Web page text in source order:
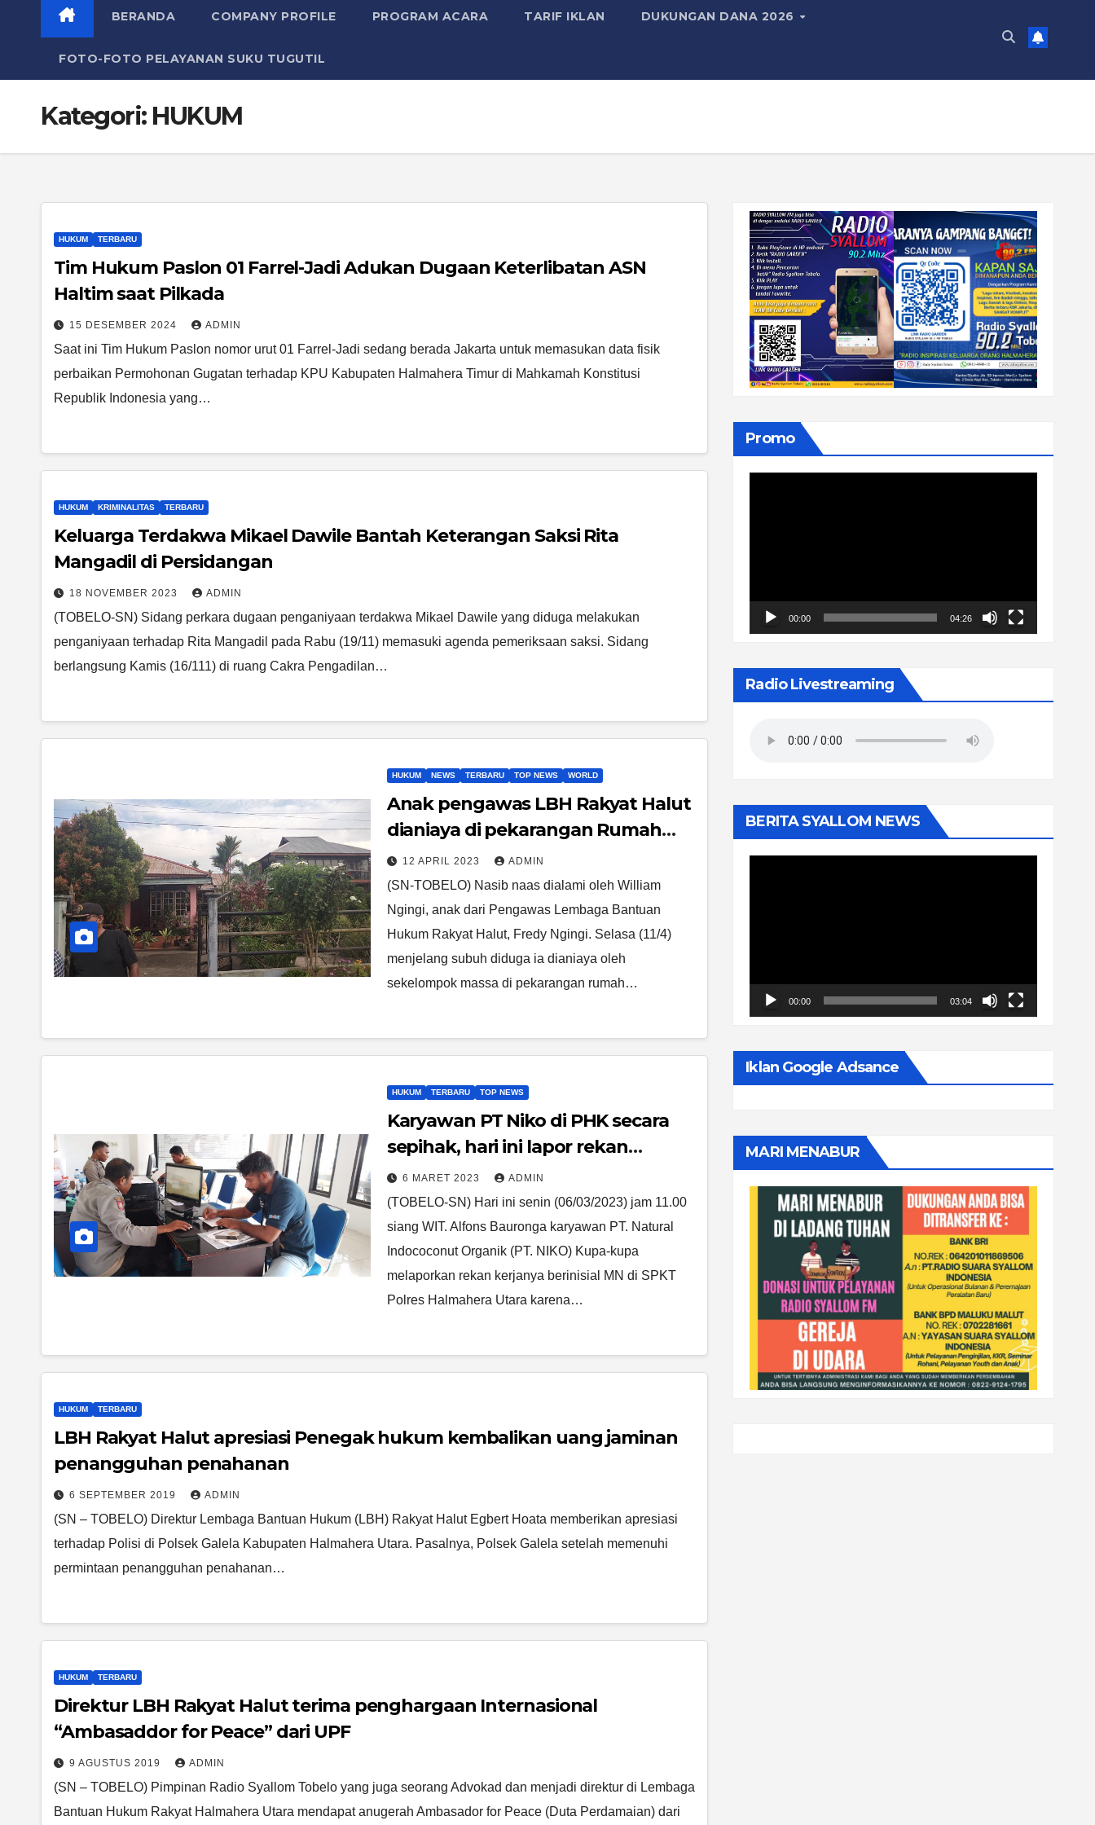
BERANDA COMPANY PROFILE PROGRAM ACARA TARIF IKLAN DUKUNGAN DANA 2026
FOTO-FOTO PELAYANAN SUKU TUGUTIL
Kategori: HUKUM
HUKUM TERBARU
Tim Hukum Paslon 01 Farrel-Jadi Adukan Dugaan Keterlibatan ASN
Haltim saat Pilkada
15 DESEMBER 2024 ADMIN
Saat ini Tim Hukum Paslon nomor urut 01 Farrel-Jadi sedang berada Jakarta untuk memasukan data fisik
perbaikan Permohonan Gugatan terhadap KPU Kabupaten Halmahera Timur di Mahkamah Konstitusi
Republik Indonesia yang…
HUKUM KRIMINALITAS TERBARU
Keluarga Terdakwa Mikael Dawile Bantah Keterangan Saksi Rita
Mangadil di Persidangan
18 NOVEMBER 2023 ADMIN
(TOBELO-SN) Sidang perkara dugaan penganiyaan terdakwa Mikael Dawile yang diduga melakukan
penganiyaan terhadap Rita Mangadil pada Rabu (19/11) memasuki agenda pemeriksaan saksi. Sidang
berlangsung Kamis (16/111) di ruang Cakra Pengadilan…
HUKUM NEWS TERBARU TOP NEWS WORLD
Anak pengawas LBH Rakyat Halut
dianiaya di pekarangan Rumah
anggota DPRD, LBH Kutuk keras
12 APRIL 2023 ADMIN
(SN-TOBELO) Nasib naas dialami oleh William
Ngingi, anak dari Pengawas Lembaga Bantuan
Hukum Rakyat Halut, Fredy Ngingi. Selasa (11/4)
menjelang subuh diduga ia dianiaya oleh
sekelompok massa di pekarangan rumah…
HUKUM TERBARU TOP NEWS
Karyawan PT Niko di PHK secara
sepihak, hari ini lapor rekan
kerjanya atas dugaan laporan
palsu.
6 MARET 2023 ADMIN
(TOBELO-SN) Hari ini senin (06/03/2023) jam 11.00
siang WIT. Alfons Bauronga karyawan PT. Natural
Indococonut Organik (PT. NIKO) Kupa-kupa
melaporkan rekan kerjanya berinisial MN di SPKT
Polres Halmahera Utara karena…
HUKUM TERBARU
LBH Rakyat Halut apresiasi Penegak hukum kembalikan uang jaminan
penangguhan penahanan
6 SEPTEMBER 2019 ADMIN
(SN – TOBELO) Direktur Lembaga Bantuan Hukum (LBH) Rakyat Halut Egbert Hoata memberikan apresiasi
terhadap Polisi di Polsek Galela Kabupaten Halmahera Utara. Pasalnya, Polsek Galela setelah memenuhi
permintaan penangguhan penahanan…
HUKUM TERBARU
Direktur LBH Rakyat Halut terima penghargaan Internasional
“Ambasaddor for Peace” dari UPF
9 AGUSTUS 2019 ADMIN
(SN – TOBELO) Pimpinan Radio Syallom Tobelo yang juga seorang Advokad dan menjadi direktur di Lembaga
Bantuan Hukum Rakyat Halmahera Utara mendapat anugerah Ambasador for Peace (Duta Perdamaian) dari
Promo
00:00 04:26
Radio Livestreaming
BERITA SYALLOM NEWS
00:00 03:04
Iklan Google Adsance
MARI MENABUR